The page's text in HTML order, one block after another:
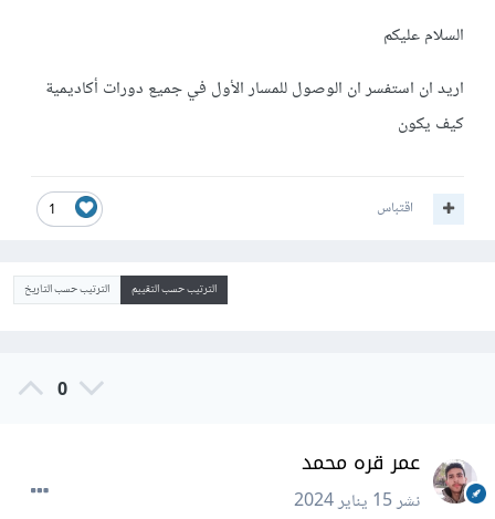
السلام عليكم
اريد ان استفسر ان الوصول للمسار الأول في جميع دورات أكاديمية
كيف يكون
1 اقتباس
الترتيب حسب التقييم الترتيب حسب التاريخ
0
عمر قره محمد
نشر15 يناير 2024